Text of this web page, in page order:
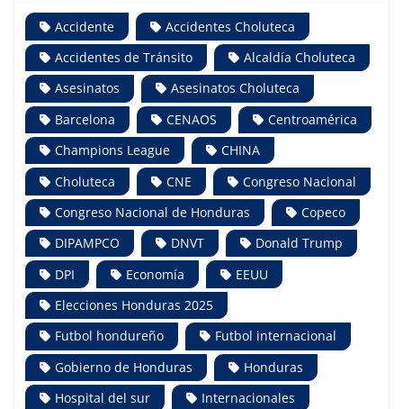
Accidente
Accidentes Choluteca
Accidentes de Tránsito
Alcaldía Choluteca
Asesinatos
Asesinatos Choluteca
Barcelona
CENAOS
Centroamérica
Champions League
CHINA
Choluteca
CNE
Congreso Nacional
Congreso Nacional de Honduras
Copeco
DIPAMPCO
DNVT
Donald Trump
DPI
Economía
EEUU
Elecciones Honduras 2025
Futbol hondureño
Futbol internacional
Gobierno de Honduras
Honduras
Hospital del sur
Internacionales